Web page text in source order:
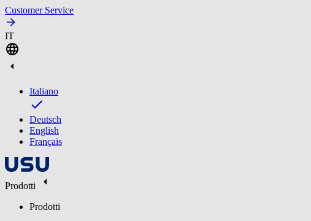
Customer Service
IT
Italiano
Deutsch
English
Français
Prodotti
Prodotti